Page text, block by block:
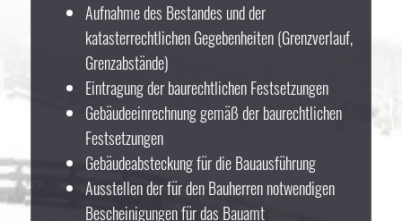
Aufnahme des Bestandes und der
katasterrechtlichen Gegebenheiten (Grenzverlauf,
Grenzabstände)
Eintragung der baurechtlichen Festsetzungen
Gebäudeeinrechnung gemäß der baurechtlichen
Festsetzungen
Gebäudeabsteckung für die Bauausführung
Ausstellen der für den Bauherren notwendigen
Bescheinigungen für das Bauamt